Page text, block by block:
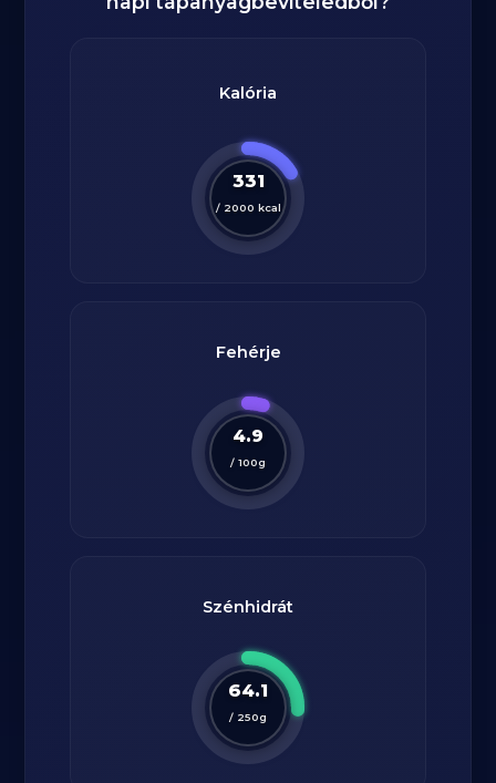
Kalória
331
/ 2000 kcal
Fehérje
4.9
/ 100g
Szénhidrát
64.1
/ 250g